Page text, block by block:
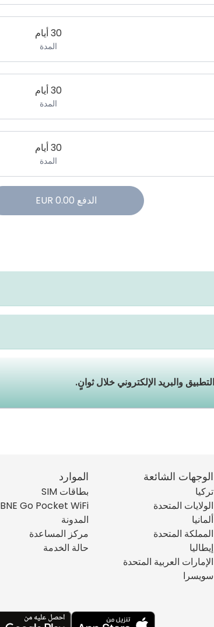
30 أيام
المدة
30 أيام
المدة
30 أيام
المدة
الدفع 0.00
EUR
الوجهات الشائعة
تركيا
الولايات المتحدة
ألمانيا
المملكة المتحدة
إيطاليا
الإمارات العربية المتحدة
سويسرا
الموارد
بطاقات SIM
BNE Go Pocket WiFi
المدونة
مركز المساعدة
حالة الخدمة